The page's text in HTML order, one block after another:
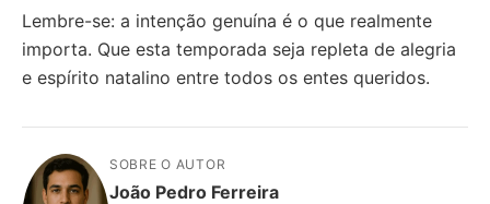
Lembre-se: a intenção genuína é o que realmente
importa. Que esta temporada seja repleta de alegria
e espírito natalino entre todos os entes queridos.
SOBRE O AUTOR
João Pedro Ferreira